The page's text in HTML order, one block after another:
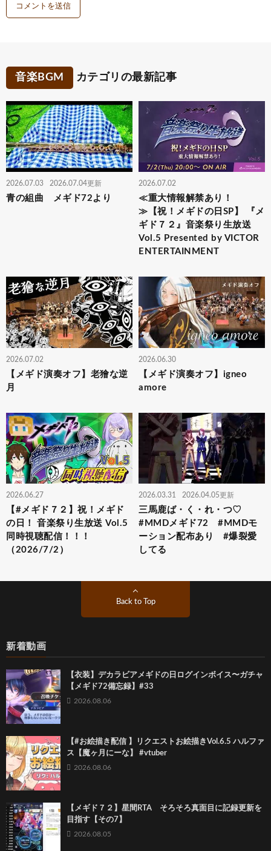
音楽BGM カテゴリの最新記事
2026.07.03 2026.07.04更新
青の組曲 メギド72より
2026.07.02
≪重大情報解禁あり！
≫【祝！メギドの日SP】 『メ
ギド７２』音楽祭り生放送
Vol.5 Presented by VICTOR
ENTERTAINMENT
2026.07.02
【メギド演奏オフ】老獪な逆
月
2026.06.30
【メギド演奏オフ】igneo
amore
2026.06.27
【#メギド７２】祝！メギド
の日！ 音楽祭り生放送 Vol.5
同時視聴配信！！！
（2026/7/2）
2026.03.31 2026.04.05更新
三馬鹿ば・く・れ・つ♡
#MMDメギド72 #MMDモ
ーション配布あり #爆裂愛
してる
Back to Top
新着動画
【衣装】デカラビアメギドの日ログインボイス〜ガチャ
【メギド72備忘録】#33
2026.08.06
【#お絵描き配信 】リクエストお絵描きVol.6.5 ハルファ
ス【魔ヶ月にーな】 #vtuber
2026.08.06
【メギド７２】星間RTA そろそろ真面目に記録更新を
目指す【その7】
2026.08.05